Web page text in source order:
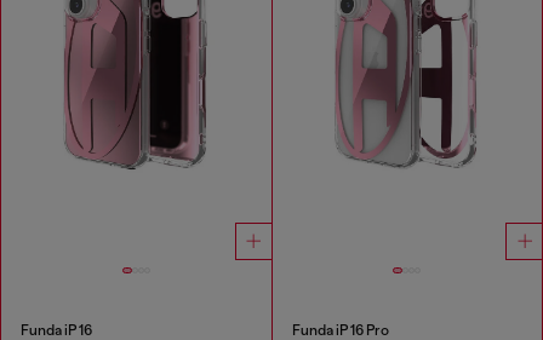
Funda iP 16 Funda iP 16 Pro